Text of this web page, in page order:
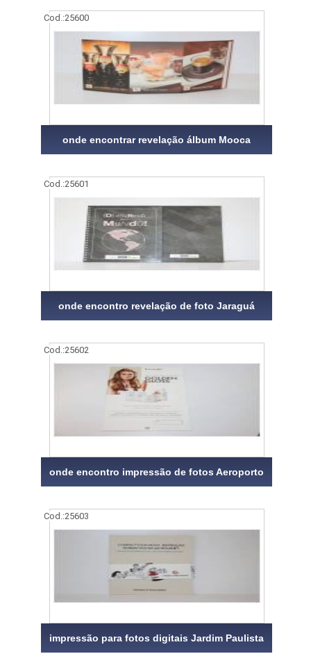
Cod.:25600
onde encontrar revelação álbum Mooca
Cod.:25601
onde encontro revelação de foto Jaraguá
Cod.:25602
onde encontro impressão de fotos Aeroporto
Cod.:25603
impressão para fotos digitais Jardim Paulista